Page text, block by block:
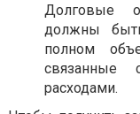
Долговые
должны
полном
связанные
расходами.